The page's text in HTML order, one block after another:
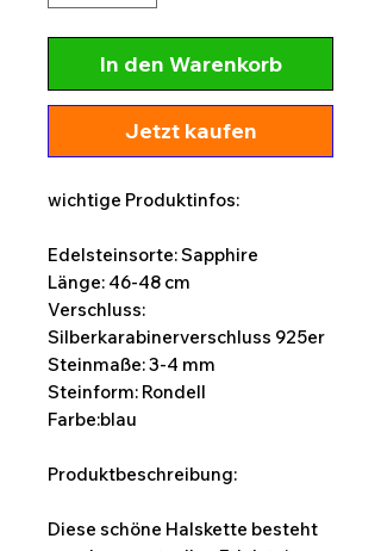
In den Warenkorb
Jetzt kaufen
wichtige Produktinfos:
Edelsteinsorte: Sapphire
Länge: 46-48 cm
Verschluss:
Silberkarabinerverschluss 925er
Steinmaße: 3-4 mm
Steinform: Rondell
Farbe:blau
Produktbeschreibung:
Diese schöne Halskette besteht